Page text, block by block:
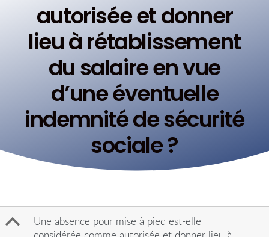
autorisée et donner
lieu à rétablissement
du salaire en vue
d’une éventuelle
indemnité de sécurité
sociale ?
B
Une absence pour mise à pied est-elle